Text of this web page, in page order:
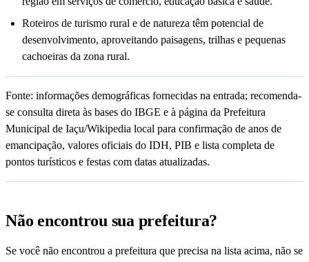
Roteiros de turismo rural e de natureza têm potencial de
desenvolvimento, aproveitando paisagens, trilhas e pequenas
cachoeiras da zona rural.
Fonte: informações demográficas fornecidas na entrada; recomenda-
se consulta direta às bases do IBGE e à página da Prefeitura
Municipal de Iaçu/Wikipedia local para confirmação de anos de
emancipação, valores oficiais do IDH, PIB e lista completa de
pontos turísticos e festas com datas atualizadas.
Não encontrou sua prefeitura?
Se você não encontrou a prefeitura que precisa na lista acima, não se